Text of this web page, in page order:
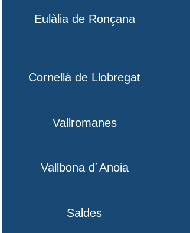
Eulàlia de Ronçana
Cornellà de Llobregat
Vallromanes
Vallbona d´Anoia
Saldes